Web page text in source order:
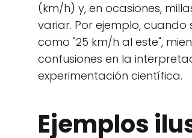
(km/h) y, en ocasiones,
variar. Por ejemplo, cuando
como "25 km/h al este",
confusiones en la
experimentación científica.
Ejemplos